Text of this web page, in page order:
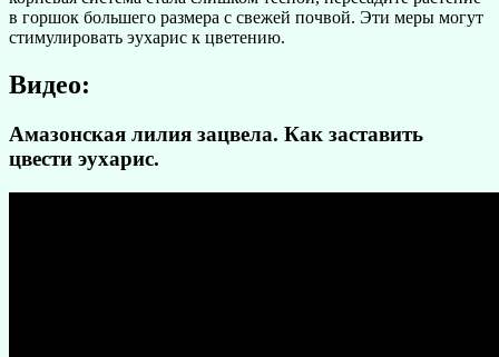
в горшок большего размера с свежей почвой. Эти меры могут
стимулировать эухарис к цветению.
Видео:
Амазонская лилия зацвела. Как заставить
цвести эухарис.